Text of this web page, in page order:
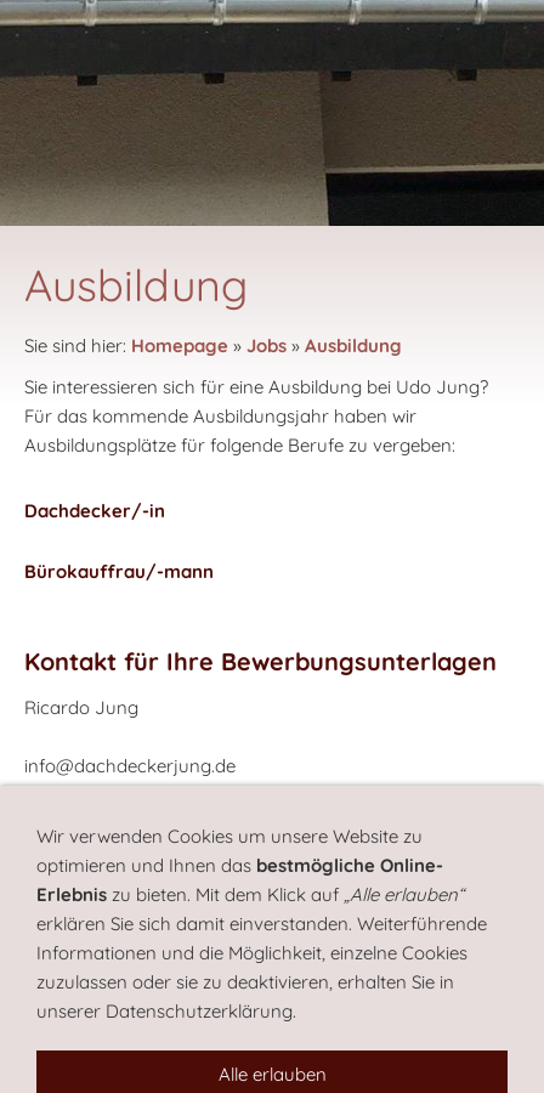
Ausbildung
Sie sind hier: Homepage » Jobs » Ausbildung
Sie interessieren sich für eine Ausbildung bei Udo Jung?
Für das kommende Ausbildungsjahr haben wir
Ausbildungsplätze für folgende Berufe zu vergeben:
Dachdecker/-in
Bürokauffrau/-mann
Kontakt für Ihre Bewerbungsunterlagen
Ricardo Jung
info@dachdeckerjung.de
Dachdecker Meister Ricardo Jung
Wir verwenden Cookies um unsere Website zu
optimieren und Ihnen das bestmögliche Online-
Erlebnis zu bieten. Mit dem Klick auf „Alle erlauben“
erklären Sie sich damit einverstanden. Weiterführende
Informationen und die Möglichkeit, einzelne Cookies
zuzulassen oder sie zu deaktivieren, erhalten Sie in
unserer Datenschutzerklärung.
Alle erlauben